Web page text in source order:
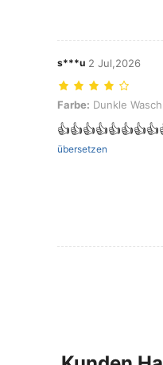
s***u 2 Jul,2026
Farbe: Dunkle
Farbe: Dunkle
übersetzen